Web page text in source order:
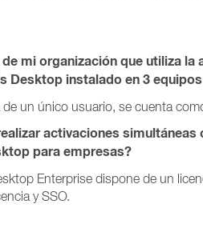
mi organización que utiliza
Desktop instalado en 3
un único usuario, se cuenta
activaciones simultáneas
para empresas?
Enterprise dispone de un
y SSO.